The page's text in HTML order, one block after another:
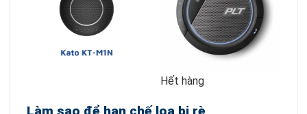
Hết hàng
Làm sao để hạn chế loa bị rè